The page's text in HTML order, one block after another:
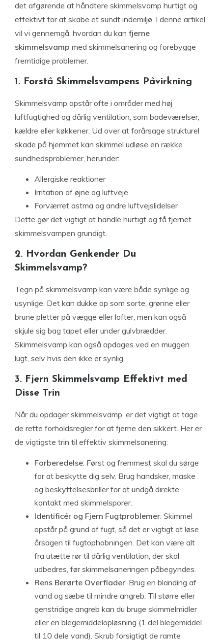
det afgørende at håndtere skimmelsvamp hurtigt og
effektivt for at skabe et sundt indemiljø. I denne artikel
vil vi gennemgå, hvordan du kan fjerne
skimmelsvamp med skimmelsanering og forebygge
fremtidige problemer.
1. Forstå Skimmelsvampens Påvirkning
Skimmelsvamp opstår ofte i områder med høj
luftfugtighed og dårlig ventilation, som badeværelser,
kældre eller køkkener. Ud over at forårsage strukturel
skade på hjemmet kan skimmel udløse en række
sundhedsproblemer, herunder:
Allergiske reaktioner
Irritation af øjne og luftveje
Forværret astma og andre luftvejslidelser
Dette gør det vigtigt at handle hurtigt og få fjernet
skimmelsvampen grundigt.
2. Hvordan Genkender Du
Skimmelsvamp?
Tegn på skimmelsvamp kan være både synlige og
usynlige. Det kan dukke op som sorte, grønne eller
brune pletter på vægge eller lofter, men kan også
skjule sig bag tapet eller under gulvbrædder.
Skimmelsvamp kan også opdages ved en muggen
lugt, selv hvis den ikke er synlig.
3. Fjern Skimmelsvamp Effektivt med
Disse Trin
Når du opdager skimmelsvamp, er det vigtigt at tage
de rette forholdsregler for at fjerne den sikkert. Her er
de vigtigste trin til effektiv skimmelsanering:
Forberedelse: Først og fremmest skal du sørge
for at beskytte dig selv. Brug handsker, maske
og beskyttelsesbriller for at undgå direkte
kontakt med skimmelsporer.
Identificér og Fjern Fugtproblemer: Skimmel
opstår på grund af fugt, så det er vigtigt at løse
årsagen til fugtophobningen. Det kan være alt
fra utætte rør til dårlig ventilation, der skal
udbedres, før skimmelsaneringen påbegyndes.
Rens Berørte Overflader: Brug en blanding af
vand og sæbe til mindre angreb. Til større eller
genstridige angreb kan du bruge skimmelmidler
eller en blegemiddelopløsning (1 del blegemiddel
til 10 dele vand). Skrub forsigtigt de ramte